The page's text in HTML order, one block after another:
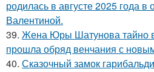
родилась в августе 2025 года в
Валентиной.
39. Жена Юры Шатунова тайно
прошла обряд венчания с
40. Сказочный замок